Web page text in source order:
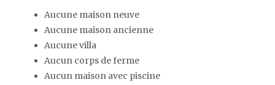
Aucune maison neuve
Aucune maison ancienne
Aucune villa
Aucun corps de ferme
Aucun maison avec piscine